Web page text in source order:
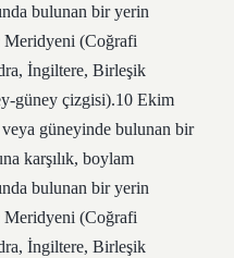
bulunan bir yerin
​​Meridyeni (Coğrafi
İngiltere, Birleşik
güney çizgisi).10 Ekim
güneyinde bulunan bir
karşılık, boylam
bulunan bir yerin
​​Meridyeni (Coğrafi
İngiltere, Birleşik